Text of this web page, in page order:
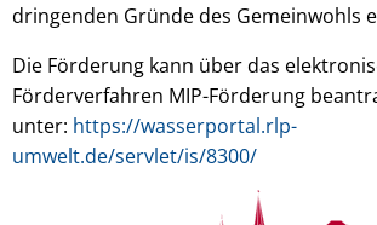
dringenden Gründe des Gemeinwohls
Die Förderung kann über das
Förderverfahren MIP-Förderung
unter: https://wasserportal.rlp-
umwelt.de/servlet/is/8300/